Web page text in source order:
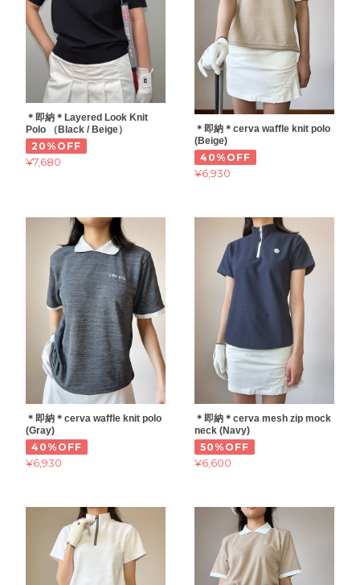
＊即納＊Layered Look Knit
Polo （Black / Beige）
20%OFF
¥7,680
＊即納＊cerva waffle knit polo
(Beige)
40%OFF
¥6,930
＊即納＊cerva waffle knit polo
(Gray)
40%OFF
¥6,930
＊即納＊cerva mesh zip mock
neck (Navy)
50%OFF
¥6,600